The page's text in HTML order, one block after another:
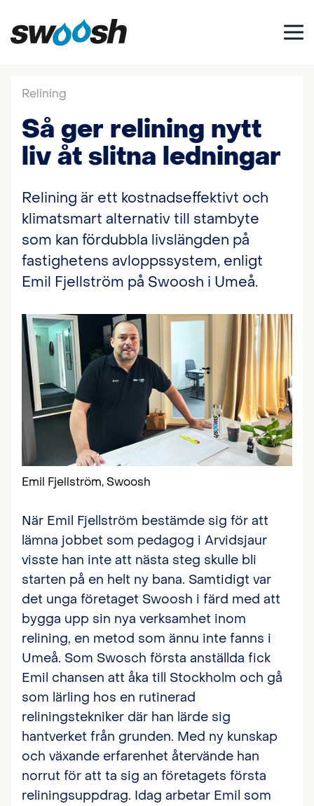
Relining
Så ger relining nytt
liv åt slitna ledningar
Relining är ett kostnadseffektivt och
klimatsmart alternativ till stambyte
som kan fördubbla livslängden på
fastighetens avloppssystem, enligt
Emil Fjellström på Swoosh i Umeå.
Emil Fjellström, Swoosh
När Emil Fjellström bestämde sig för att
lämna jobbet som pedagog i Arvidsjaur
visste han inte att nästa steg skulle bli
starten på en helt ny bana. Samtidigt var
det unga företaget Swoosh i färd med att
bygga upp sin nya verksamhet inom
relining, en metod som ännu inte fanns i
Umeå. Som Swosch första anställda fick
Emil chansen att åka till Stockholm och gå
som lärling hos en rutinerad
reliningstekniker där han lärde sig
hantverket från grunden. Med ny kunskap
och växande erfarenhet återvände han
norrut för att ta sig an företagets första
reliningsuppdrag. Idag arbetar Emil som